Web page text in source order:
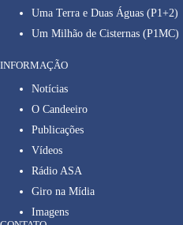
Uma Terra e Duas Águas (P1+2)
Um Milhão de Cisternas (P1MC)
INFORMAÇÃO
Notícias
O Candeeiro
Publicações
Vídeos
Rádio ASA
Giro na Mídia
Imagens